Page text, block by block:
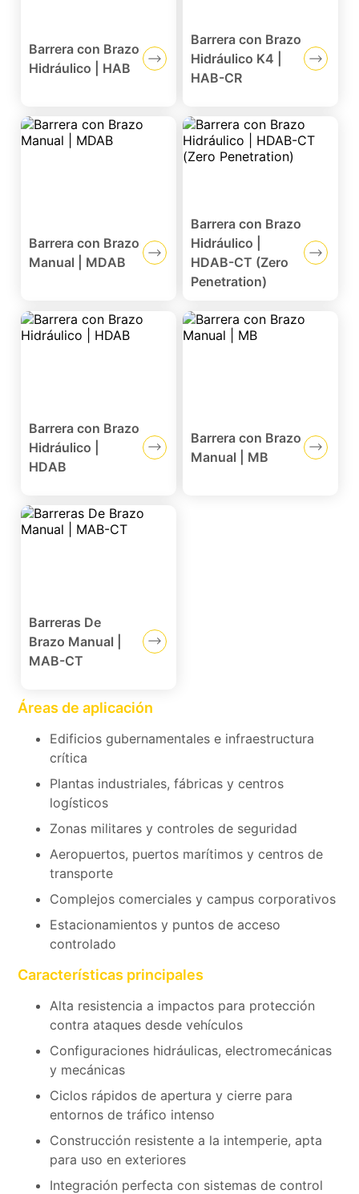
Barrera con Brazo
Hidráulico | HAB
Barrera con Brazo
Hidráulico K4 |
HAB-CR
Barrera con Brazo
Manual | MDAB
Barrera con Brazo
Hidráulico |
HDAB-CT (Zero
Penetration)
Barrera con Brazo
Hidráulico |
HDAB
Barrera con Brazo
Manual | MB
Barreras De
Brazo Manual |
MAB-CT
Áreas de aplicación
Edificios gubernamentales e infraestructura
crítica
Plantas industriales, fábricas y centros
logísticos
Zonas militares y controles de seguridad
Aeropuertos, puertos marítimos y centros de
transporte
Complejos comerciales y campus corporativos
Estacionamientos y puntos de acceso
controlado
Características principales
Alta resistencia a impactos para protección
contra ataques desde vehículos
Configuraciones hidráulicas, electromecánicas
y mecánicas
Ciclos rápidos de apertura y cierre para
entornos de tráfico intenso
Construcción resistente a la intemperie, apta
para uso en exteriores
Integración perfecta con sistemas de control